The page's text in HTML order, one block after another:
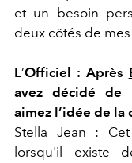
et un besoin
deux côtés de
L’Officiel : Après
avez décidé de
aimez l’idée de
Stella Jean :
lorsqu'il existe